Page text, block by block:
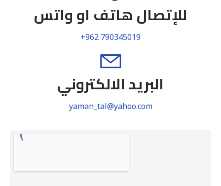
للإتصال هاتف او واتس
+962 790345019
البريد الالكتروني
yaman_tal@yahoo.com